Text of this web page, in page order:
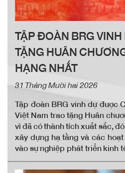
TẬP ĐOÀN BRG
TẶNG HUÂN
HẠNG NHẤT
31 Tháng Mười hai 2026
Tập đoàn BRG vinh dự được
Việt Nam trao tặng Huân
vì đã có thành tích xuất sắc,
xây dựng hạ tầng và các
vào sự nghiệp phát triển kinh
đất nước.